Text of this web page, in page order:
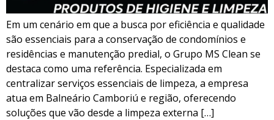
Em um cenário em que a busca por eficiência e qualidade
são essenciais para a conservação de condomínios e
residências e manutenção predial, o Grupo MS Clean se
destaca como uma referência. Especializada em
centralizar serviços essenciais de limpeza, a empresa
atua em Balneário Camboriú e região, oferecendo
soluções que vão desde a limpeza externa […]